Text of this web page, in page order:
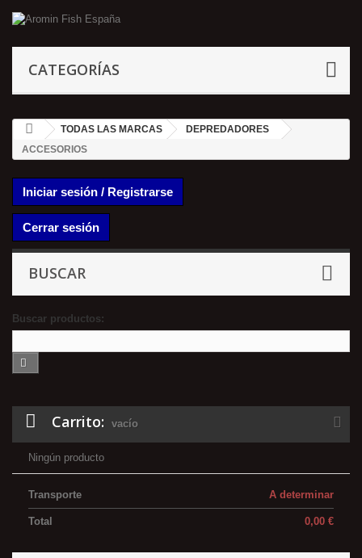
CATEGORÍAS
TODAS LAS MARCAS
DEPREDADORES
ACCESORIOS
Iniciar sesión / Registrarse
Cerrar sesión
BUSCAR
Buscar productos:
Carrito: vacío
Ningún producto
A determinar
Transporte
0,00 €
Total